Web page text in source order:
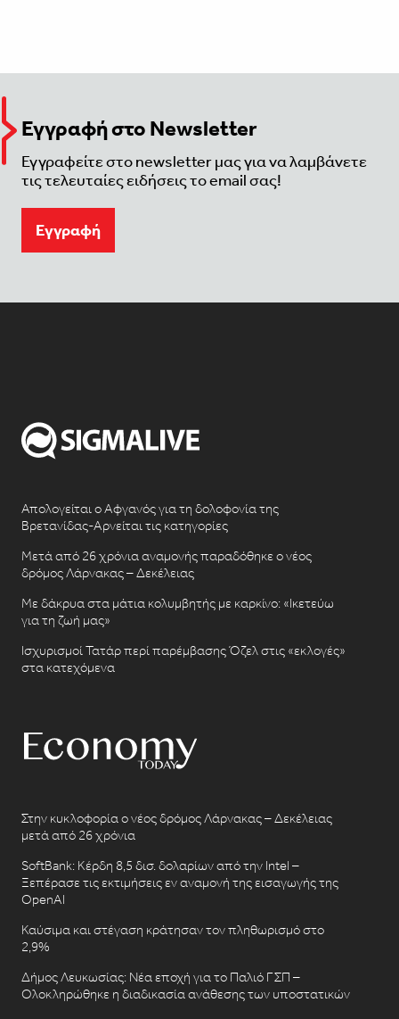
Εγγραφή στο Newsletter
Εγγραφείτε στο newsletter μας για να λαμβάνετε
τις τελευταίες ειδήσεις το email σας!
Eγγραφή
Απολογείται ο Αφγανός για τη δολοφονία της
Βρετανίδας-Αρνείται τις κατηγορίες
Μετά από 26 χρόνια αναμονής παραδόθηκε ο νέος
δρόμος Λάρνακας – Δεκέλειας
Με δάκρυα στα μάτια κολυμβητής με καρκίνο: «Ικετεύω
για τη ζωή μας»
Ισχυρισμοί Τατάρ περί παρέμβασης Όζελ στις «εκλογές»
στα κατεχόμενα
Στην κυκλοφορία ο νέος δρόμος Λάρνακας – Δεκέλειας
μετά από 26 χρόνια
SoftBank: Κέρδη 8,5 δισ. δολαρίων από την Intel –
Ξεπέρασε τις εκτιμήσεις εν αναμονή της εισαγωγής της
OpenAI
Καύσιμα και στέγαση κράτησαν τον πληθωρισμό στο
2,9%
Δήμος Λευκωσίας: Νέα εποχή για το Παλιό ΓΣΠ –
Ολοκληρώθηκε η διαδικασία ανάθεσης των υποστατικών